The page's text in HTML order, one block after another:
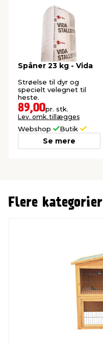
Spåner 23 kg - Vida
Strøelse til dyr og
specielt velegnet til
heste.
89,00pr. stk.
Lev. omk. tillægges
Webshop Butik
Se mere
Flere kategorier